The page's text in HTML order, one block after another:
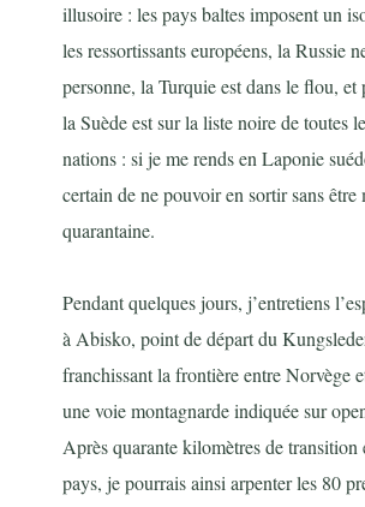
illusoire : les pays baltes imposent un
les ressortissants européens, la Russie
personne, la Turquie est dans le flou, et
la Suède est sur la liste noire de toutes
nations : si je me rends en Laponie
certain de ne pouvoir en sortir sans être
quarantaine.
Pendant quelques jours, j’entretiens
à Abisko, point de départ du
franchissant la frontière entre Norvège
une voie montagnarde indiquée sur
Après quarante kilomètres de transition
pays, je pourrais ainsi arpenter les 80